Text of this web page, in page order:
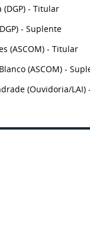
- Titular
- Suplente
(ASCOM) - Titular
(ASCOM) -
(Ouvidoria/LAI)